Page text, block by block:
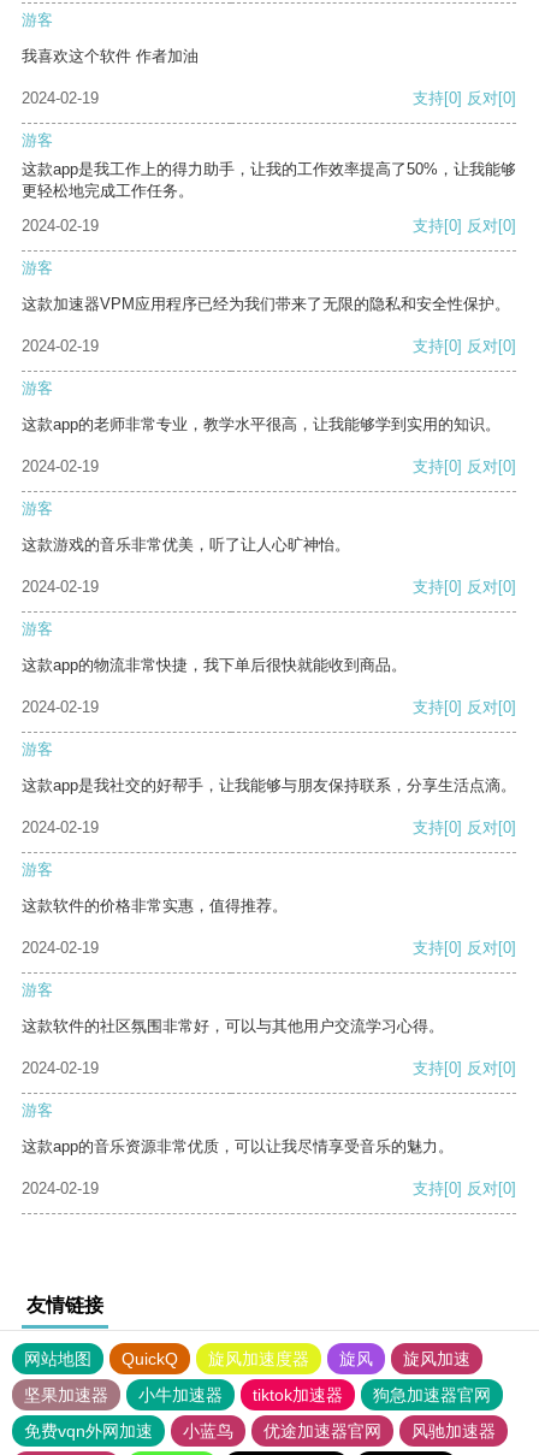
游客
我喜欢这个软件 作者加油
2024-02-19 支持[0] 反对[0]
游客
这款app是我工作上的得力助手，让我的工作效率提高了50%，让我能够
更轻松地完成工作任务。
2024-02-19
支持[0] 反对[0]
游客
这款加速器VPM应用程序已经为我们带来了无限的隐私和安全性保护。
2024-02-19 支持[0] 反对[0]
游客
这款app的老师非常专业，教学水平很高，让我能够学到实用的知识。
2024-02-19 支持[0] 反对[0]
游客
这款游戏的音乐非常优美，听了让人心旷神怡。
2024-02-19 支持[0] 反对[0]
游客
这款app的物流非常快捷，我下单后很快就能收到商品。
2024-02-19 支持[0] 反对[0]
游客
这款app是我社交的好帮手，让我能够与朋友保持联系，分享生活点滴。
2024-02-19 支持[0] 反对[0]
游客
这款软件的价格非常实惠，值得推荐。
2024-02-19 支持[0] 反对[0]
游客
这款软件的社区氛围非常好，可以与其他用户交流学习心得。
2024-02-19 支持[0] 反对[0]
游客
这款app的音乐资源非常优质，可以让我尽情享受音乐的魅力。
2024-02-19 支持[0] 反对[0]
友情链接
网站地图 QuickQ 旋风加速度器 旋风
旋风加速
坚果加速器
小牛加速器 tiktok加速器
狗急加速器官网
免费vqn外网加速
小蓝鸟 优途加速器官网 风驰加速器